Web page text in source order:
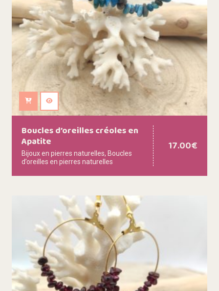
Ajouter au panier
Boucles d’oreilles créoles en
Apatite
Bijoux en pierres naturelles, Boucles
d’oreilles en pierres naturelles
17.00€